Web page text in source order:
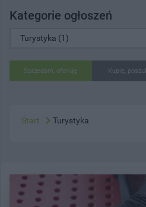
Kategorie ogłoszeń
Sprzedam, oferuję Kupię,
Start Turystyka